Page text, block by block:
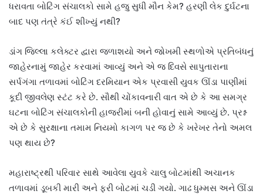
ધરાવતા બોટિંગ સંચાલકો સામે હજુ સુધી મૌન કેમ? હરણી લેક દુર્ઘટના
બાદ પણ તંત્રે કંઈ શીખ્યું નથી?
ડાંગ જિલ્લા કલેક્ટર દ્વારા જળાશયો અને જોખમી સ્થળોએ પ્રતિબંધનું
જાહેરનામું જાહેર કરવામાં આવ્યું અને એ જ દિવસે સાપુતારાના
સર્પગંગા તળાવમાં બોટિંગ દરમિયાન એક પ્રવાસી યુવક ઊંડા પાણીમાં
કૂદી જીવલેણ સ્ટંટ કરે છે. સૌથી ચોંકાવનારી વાત એ છે કે આ સમગ્ર
ઘટના બોટિંગ સંચાલકોની હાજરીમાં બની હોવાનું સામે આવ્યું છે. પ્રશ્ન
એ છે કે સુરક્ષાના તમામ નિયમો કાગળ પર જ છે કે ખરેખર તેનો અમલ
પણ થાય છે?
મહારાષ્ટ્રથી પરિવાર સાથે આવેલા યુવકે ચાલુ બોટમાંથી અચાનક
તળાવમાં ડૂબકી મારી અને ફરી બોટમાં ચડી ગયો. ગાઢ ધુમ્મસ અને ઊંડા